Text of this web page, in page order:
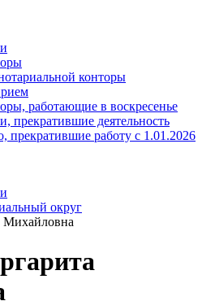
конторы
работающие в воскресенье
прекратившие деятельность
прекратившие работу с 1.01.2026
округ